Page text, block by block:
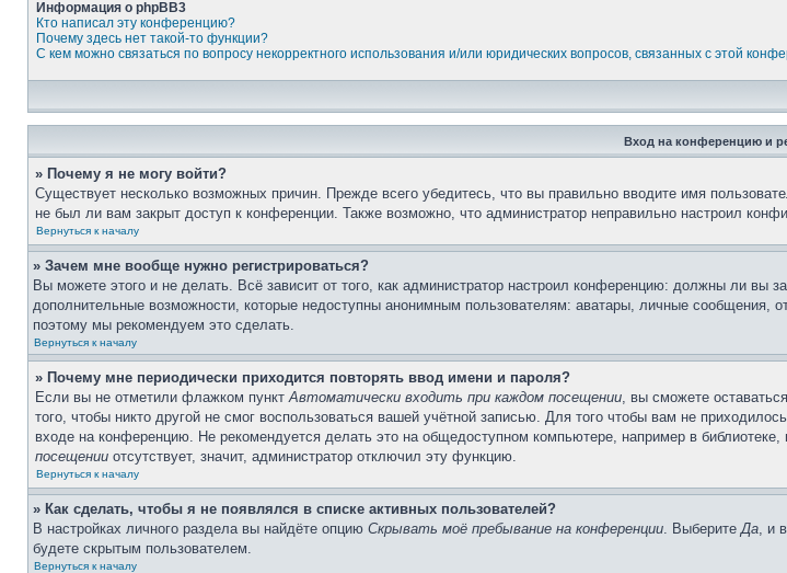
Информация о phpBB3
Кто написал эту конференцию?
Почему здесь нет такой-то функции?
С кем можно связаться по вопросу некорректного использования и/или юридических вопросов, связанных с этой
Вход на конференцию и
» Почему я не могу войти?
Существует несколько возможных причин. Прежде всего убедитесь, что вы правильно вводите имя
не был ли вам закрыт доступ к конференции. Также возможно, что администратор неправильно настроил
Вернуться к началу
» Зачем мне вообще нужно регистрироваться?
Вы можете этого и не делать. Всё зависит от того, как администратор настроил конференцию: должны ли вы
дополнительные возможности, которые недоступны анонимным пользователям: аватары, личные сообщения,
поэтому мы рекомендуем это сделать.
Вернуться к началу
» Почему мне периодически приходится повторять ввод имени и пароля?
Если вы не отметили флажком пунктАвтоматически входить при каждом посещении, вы сможете
того, чтобы никто другой не смог воспользоваться вашей учётной записью. Для того чтобы вам не
входе на конференцию. Не рекомендуется делать это на общедоступном компьютере, например в
посещении отсутствует, значит, администратор отключил эту функцию.
Вернуться к началу
» Как сделать, чтобы я не появлялся в списке активных пользователей?
В настройках личного раздела вы найдёте опцию Скрывать моё пребывание на конференции. ВыберитеДа, и
будете скрытым пользователем.
Вернуться к началу